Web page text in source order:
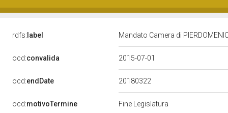
rdfs: label Mandato Camera di
ocd:convalida 2015-07-01
ocd:endDate 20180322
ocd:motivoTermine Fine Legislatura